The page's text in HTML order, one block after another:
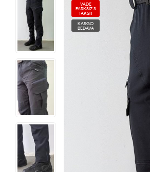
VADE
FARKSIZ 3
TAKSİT
KARGO
BEDAVA